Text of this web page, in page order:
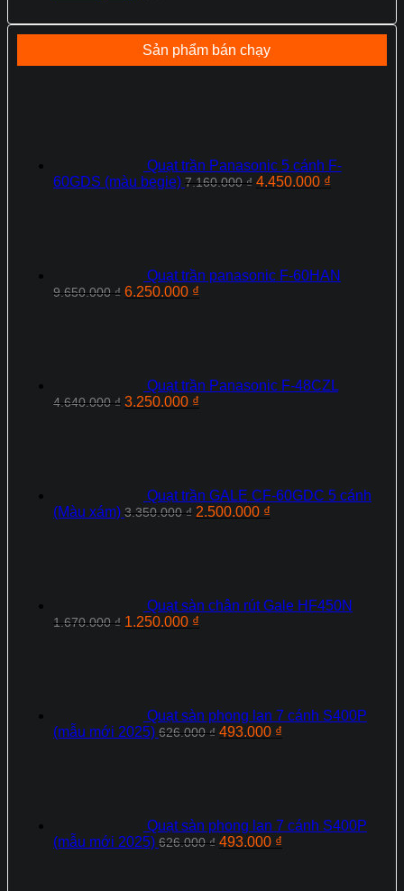
Sản phẩm bán chạy
Quạt trần Panasonic 5 cánh F-
60GDS (màu begie) 7.160.000₫ Giá
4.450.000 ₫
Quạt trần panasonic F-60HAN
9.650.000₫ Giá
6.250.000 ₫
Quạt trần Panasonic F‑48CZL
4.640.000₫ Giá
3.250.000 ₫
Quạt trần GALE CF-60GDC 5 cánh
(Màu xám) 3.350.000₫ Giá
2.500.000 ₫
Quạt sàn chân rút Gale HF450N
1.670.000₫ Giá
1.250.000 ₫
Quạt sàn phong lan 7 cánh S400P
(mẫu mới 2025) 626.000₫ Giá
493.000 ₫
Quạt sàn phong lan 7 cánh S400P
(mẫu mới 2025) 626.000₫ Giá
493.000 ₫